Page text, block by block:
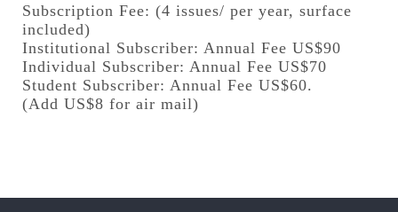
Subscription Fee: (4 issues/ per year, surface
included)
Institutional Subscriber: Annual Fee US$90
Individual Subscriber: Annual Fee US$70
Student Subscriber: Annual Fee US$60.
(Add US$8 for air mail)